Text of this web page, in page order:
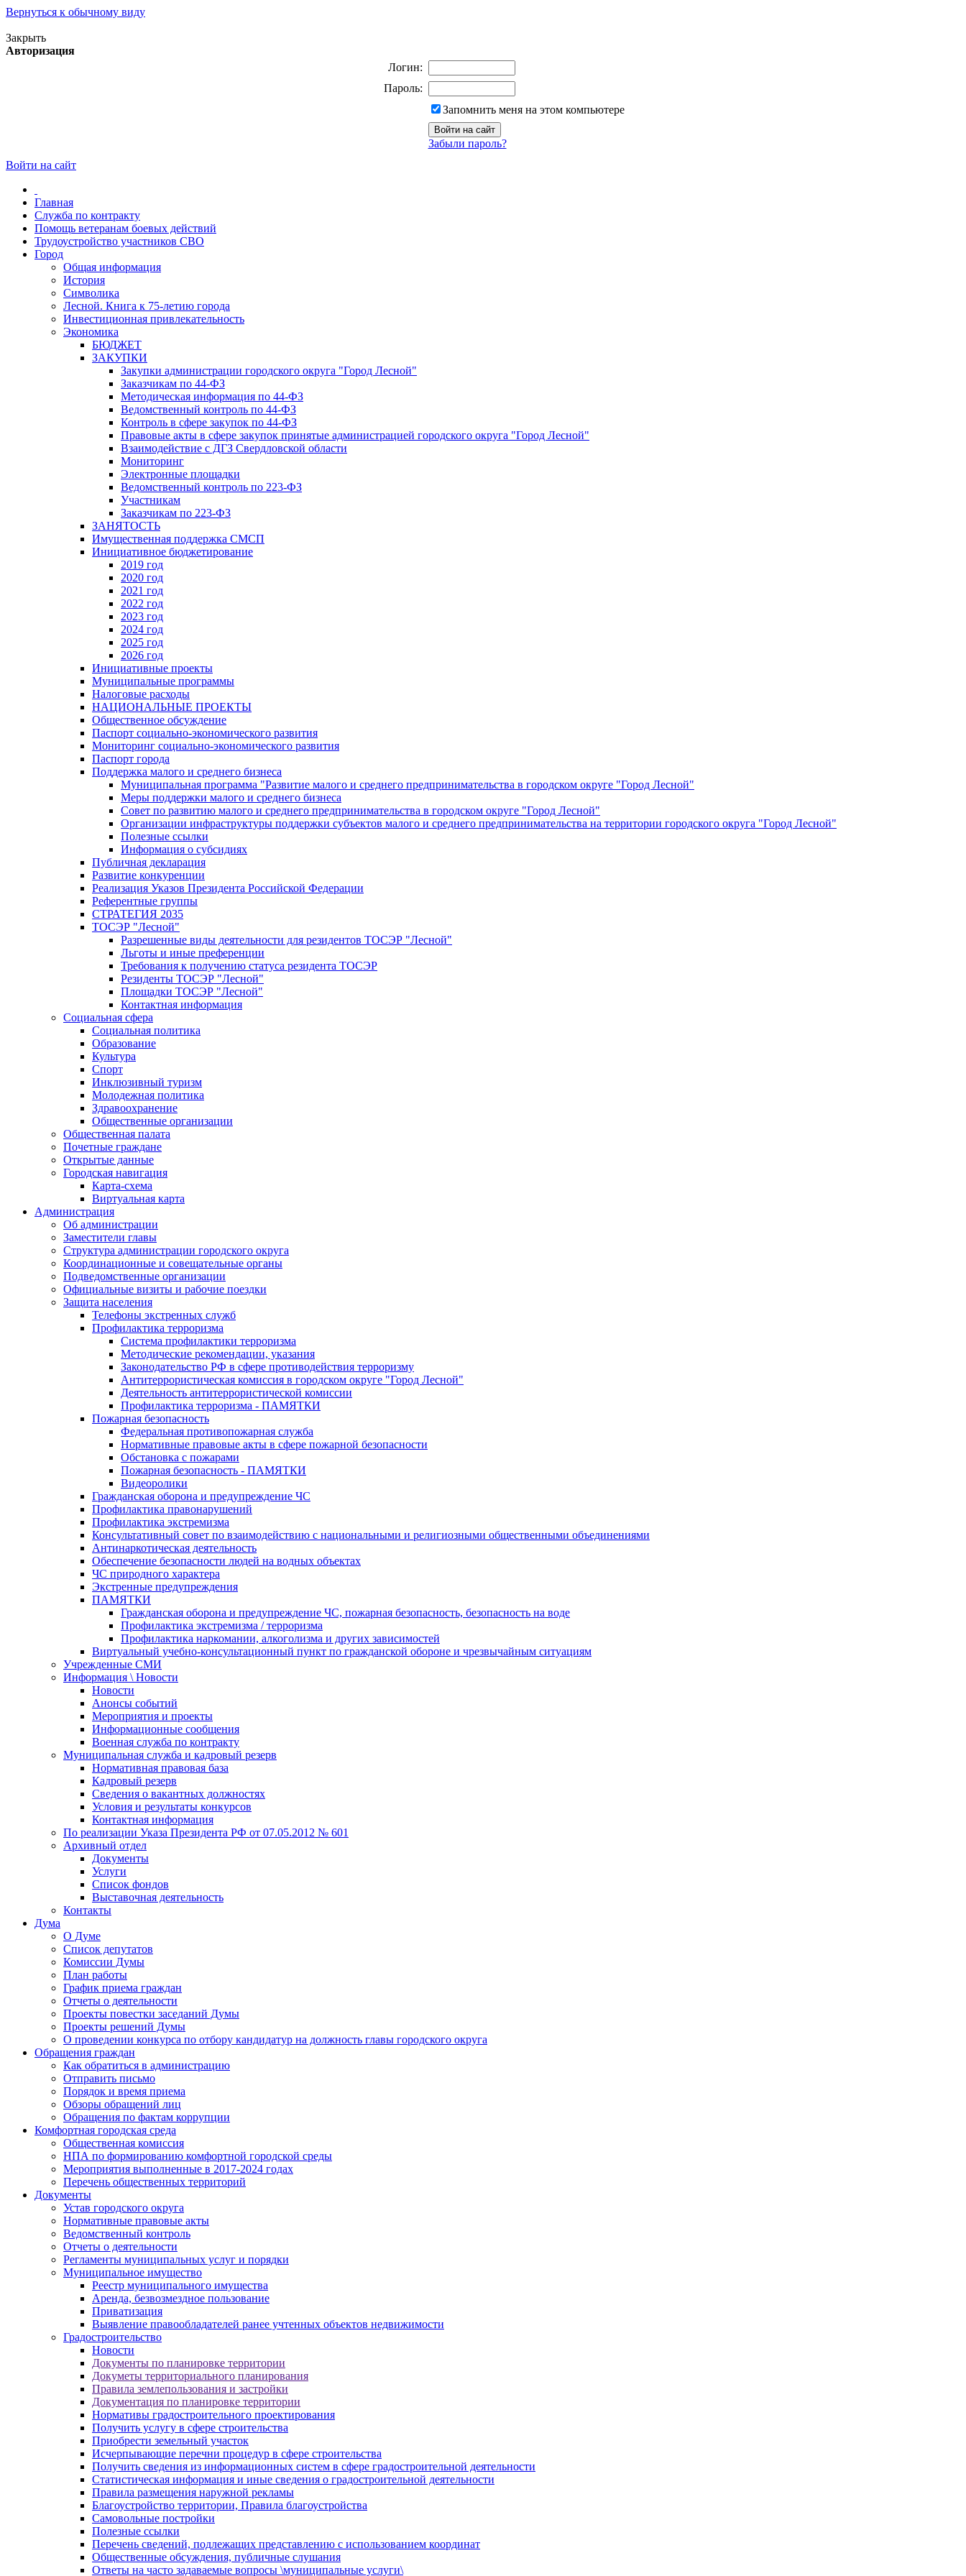
Вернуться к обычному виду
Закрыть
Авторизация
Логин:
Пароль:
Запомнить меня на этом компьютере
Забыли пароль?
Войти на сайт
Главная
Служба по контракту
Помощь ветеранам боевых действий
Трудоустройство участников СВО
Город
Общая информация
История
Символика
Лесной. Книга к 75-летию города
Инвестиционная привлекательность
Экономика
БЮДЖЕТ
ЗАКУПКИ
Закупки администрации городского округа "Город Лесной"
Заказчикам по 44-ФЗ
Методическая информация по 44-ФЗ
Ведомственный контроль по 44-ФЗ
Контроль в сфере закупок по 44-ФЗ
Правовые акты в сфере закупок принятые администрацией городского округа "Город Лесной"
Взаимодействие с ДГЗ Свердловской области
Мониторинг
Электронные площадки
Ведомственный контроль по 223-ФЗ
Участникам
Заказчикам по 223-ФЗ
ЗАНЯТОСТЬ
Имущественная поддержка СМСП
Инициативное бюджетирование
2019 год
2020 год
2021 год
2022 год
2023 год
2024 год
2025 год
2026 год
Инициативные проекты
Муниципальные программы
Налоговые расходы
НАЦИОНАЛЬНЫЕ ПРОЕКТЫ
Общественное обсуждение
Паспорт социально-экономического развития
Мониторинг социально-экономического развития
Паспорт города
Поддержка малого и среднего бизнеса
Муниципальная программа "Развитие малого и среднего предпринимательства в городском округе "Город Лесной"
Меры поддержки малого и среднего бизнеса
Совет по развитию малого и среднего предпринимательства в городском округе "Город Лесной"
Организации инфраструктуры поддержки субъектов малого и среднего предпринимательства на территории городского округа "Город Лесной"
Полезные ссылки
Информация о субсидиях
Публичная декларация
Развитие конкуренции
Реализация Указов Президента Российской Федерации
Референтные группы
СТРАТЕГИЯ 2035
ТОСЭР "Лесной"
Разрешенные виды деятельности для резидентов ТОСЭР "Лесной"
Льготы и иные преференции
Требования к получению статуса резидента ТОСЭР
Резиденты ТОСЭР "Лесной"
Площадки ТОСЭР "Лесной"
Контактная информация
Социальная сфера
Социальная политика
Образование
Культура
Спорт
Инклюзивный туризм
Молодежная политика
Здравоохранение
Общественные организации
Общественная палата
Почетные граждане
Открытые данные
Городская навигация
Карта-схема
Виртуальная карта
Администрация
Об администрации
Заместители главы
Структура администрации городского округа
Координационные и совещательные органы
Подведомственные организации
Официальные визиты и рабочие поездки
Защита населения
Телефоны экстренных служб
Профилактика терроризма
Система профилактики терроризма
Методические рекомендации, указания
Законодательство РФ в сфере противодействия терроризму
Антитеррористическая комиссия в городском округе "Город Лесной"
Деятельность антитеррористической комиссии
Профилактика терроризма - ПАМЯТКИ
Пожарная безопасность
Федеральная противопожарная служба
Нормативные правовые акты в сфере пожарной безопасности
Обстановка с пожарами
Пожарная безопасность - ПАМЯТКИ
Видеоролики
Гражданская оборона и предупреждение ЧС
Профилактика правонарушений
Профилактика экстремизма
Консультативный совет по взаимодействию с национальными и религиозными общественными объединениями
Антинаркотическая деятельность
Обеспечение безопасности людей на водных объектах
ЧС природного характера
Экстренные предупреждения
ПАМЯТКИ
Гражданская оборона и предупреждение ЧС, пожарная безопасность, безопасность на воде
Профилактика экстремизма / терроризма
Профилактика наркомании, алкоголизма и других зависимостей
Виртуальный учебно-консультационный пункт по гражданской обороне и чрезвычайным ситуациям
Учрежденные СМИ
Информация \ Новости
Новости
Анонсы событий
Мероприятия и проекты
Информационные сообщения
Военная служба по контракту
Муниципальная служба и кадровый резерв
Нормативная правовая база
Кадровый резерв
Сведения о вакантных должностях
Условия и результаты конкурсов
Контактная информация
По реализации Указа Президента РФ от 07.05.2012 № 601
Архивный отдел
Документы
Услуги
Список фондов
Выставочная деятельность
Контакты
Дума
О Думе
Список депутатов
Комиссии Думы
План работы
График приема граждан
Отчеты о деятельности
Проекты повестки заседаний Думы
Проекты решений Думы
О проведении конкурса по отбору кандидатур на должность главы городского округа
Обращения граждан
Как обратиться в администрацию
Отправить письмо
Порядок и время приема
Обзоры обращений лиц
Обращения по фактам коррупции
Комфортная городская среда
Общественная комиссия
НПА по формированию комфортной городской среды
Мероприятия выполненные в 2017-2024 годах
Перечень общественных территорий
Документы
Устав городского округа
Нормативные правовые акты
Ведомственный контроль
Отчеты о деятельности
Регламенты муниципальных услуг и порядки
Муниципальное имущество
Реестр муниципального имущества
Аренда, безвозмездное пользование
Приватизация
Выявление правообладателей ранее учтенных объектов недвижимости
Градостроительство
Новости
Документы по планировке территории
Докуметы территориального планирования
Правила землепользования и застройки
Документация по планировке территории
Нормативы градостроительного проектирования
Получить услугу в сфере строительства
Приобрести земельный участок
Исчерпывающие перечни процедур в сфере строительства
Получить сведения из информационных систем в сфере градостроительной деятельности
Статистическая информация и иные сведения о градостроительной деятельности
Правила размещения наружной рекламы
Благоустройство территории, Правила благоустройства
Самовольные постройки
Полезные ссылки
Перечень сведений, подлежащих представлению с использованием координат
Общественные обсуждения, публичные слушания
Ответы на часто задаваемые вопросы \муниципальные услуги\